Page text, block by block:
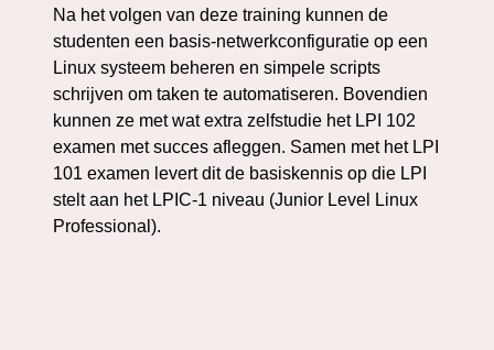
Na het volgen van deze training kunnen de
studenten een basis-netwerkconfiguratie op een
Linux systeem beheren en simpele scripts
schrijven om taken te automatiseren. Bovendien
kunnen ze met wat extra zelfstudie het LPI 102
examen met succes afleggen. Samen met het LPI
101 examen levert dit de basiskennis op die LPI
stelt aan het LPIC-1 niveau (Junior Level Linux
Professional).